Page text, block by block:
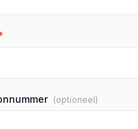
(optioneel)